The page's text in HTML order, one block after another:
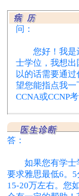
问：
您好！我是辽
士学位，我想
以的话需要通
望您能指点我一
CCNA或CCNP
答：
如果您有学士
要求雅思最低6。
15-20万左右。您